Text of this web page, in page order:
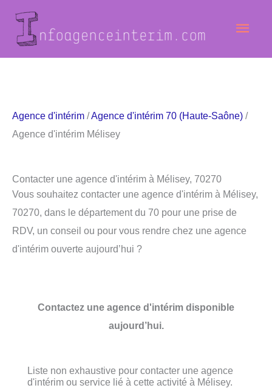
contenu
Agence d'intérim /Agence d'intérim 70 (Haute-Saône) /
Agence d'intérim Mélisey
Contacter une agence d'intérim à Mélisey, 70270
Vous souhaitez contacter une agence d'intérim à Mélisey,
70270, dans le département du 70 pour une prise de
RDV, un conseil ou pour vous rendre chez une agence
d'intérim ouverte aujourd’hui ?
Contactez une agence d'intérim disponible
aujourd’hui.
Liste non exhaustive pour contacter une agence
d'intérim ou service lié à cette activité à Mélisey.